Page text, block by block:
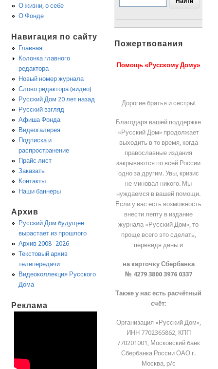
О жизни, о себе
О Фонде
Навигация по сайту
Главная
Колонка главного
редактора
Новый номер журнала
Слово редактора (видео)
Русский Дом 20 лет назад
Русский взгляд
Афиша Фонда
Видеогалерея
Подписка и
распространение
Прайс лист
Заказать
Контакты
Наши баннеры
Архив
Русский Дом будущее
вырастает из прошлого
Архив 2008 -2026
Текстовый архив
телепередачи
Видеоколлекция Русского
Дома
Реклама
Пожертвования
Помощь «Русскому Дому»
Дорогие братья и сестры!
Благодаря вашей поддержке
«Русский Дом» продолжает
выходить в то время, когда
православные издания
закрываются по всей России
одно за другим. Увы, кризис
не миновал никого. Мы
нуждаемся в вашей помощи.
Если у вас есть возможность
внести лепту в издание
журнала «Русский Дом», то
проще всего это сделать,
переведя деньги
на карточку Сбербанка
№ 4279 3800 3976 0337
Также у нас есть расчётный
счёт:
Организация «Русский Дом»,
ИНН 7702365862, КПП
770201001, Московский банк
Сбербанка России ОАО г.
Москва, р/с